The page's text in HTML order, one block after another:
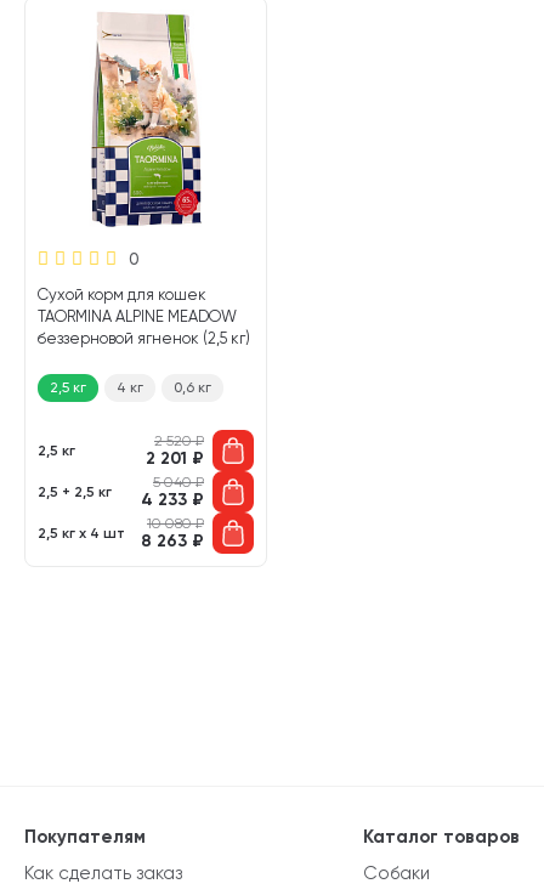
0
Сухой корм для кошек
TAORMINA ALPINE MEADOW
беззерновой ягненок (2,5 кг)
2,5 кг 4 кг 0,6 кг
2,5 кг
2 520₽
2 201 ₽
2,5 + 2,5 кг
5 040₽
4 233 ₽
2,5 кг х 4 шт
10 080₽
8 263 ₽
Каталог товаров
Собаки
Покупателям
Как сделать заказ